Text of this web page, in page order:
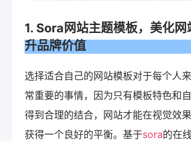
1. Sora网站主题模板，美化网
升品牌价值
选择适合自己的网站模板对于每个人
常重要的事情，因为只有模板特色和
得到合理的结合，网站才能在视觉效
获得一个良好的平衡。基于sora的在